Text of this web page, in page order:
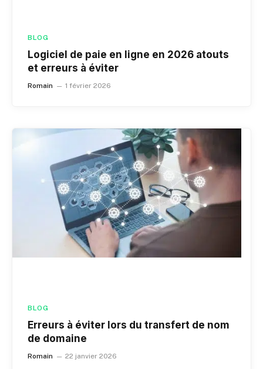
BLOG
Logiciel de paie en ligne en 2026 atouts
et erreurs à éviter
Romain 1 février 2026
BLOG
Erreurs à éviter lors du transfert de nom
de domaine
Romain 22 janvier 2026